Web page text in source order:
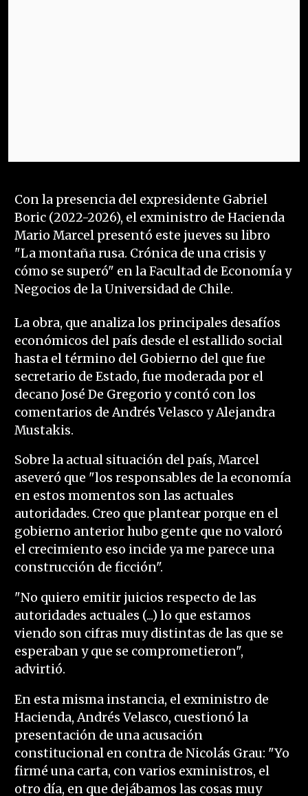
Con la presencia del expresidente Gabriel
Boric (2022-2026), el exministro de Hacienda
Mario Marcel presentó este jueves su libro
"La montaña rusa. Crónica de una crisis y
cómo se superó" en la Facultad de Economía y
Negocios de la Universidad de Chile.
La obra, que analiza los principales desafíos
económicos del país desde el estallido social
hasta el término del Gobierno del que fue
secretario de Estado, fue moderada por el
decano José De Gregorio y contó con los
comentarios de Andrés Velasco y Alejandra
Mustakis.
Sobre la actual situación del país, Marcel
aseveró que "los responsables de la economía
en estos momentos son las actuales
autoridades. Creo que plantear porque en el
gobierno anterior hubo gente que no valoró
el crecimiento eso incide ya me parece una
construcción de ficción".
"No quiero emitir juicios respecto de las
autoridades actuales (...) lo que estamos
viendo son cifras muy distintas de las que se
esperaban y que se comprometieron",
advirtió.
En esta misma instancia, el exministro de
Hacienda, Andrés Velasco, cuestionó la
presentación de una acusación
constitucional en contra de Nicolás Grau: "Yo
firmé una carta, con varios exministros, el
otro día, en que dejábamos las cosas muy